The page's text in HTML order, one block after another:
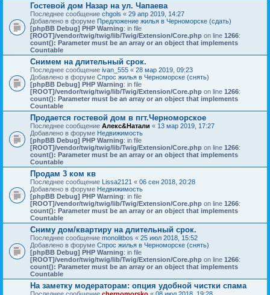
Гостевой дом Назар на ул. Чапаева
Последнее сообщение chgols « 29 апр 2019, 14:27
Добавлено в форуме Предложение жилья в Черноморске (сдать)
[phpBB Debug] PHP Warning: in file
[ROOT]/vendor/twig/twig/lib/Twig/Extension/Core.php on line 1266:
count(): Parameter must be an array or an object that implements
Countable
Снимем на длительный срок.
Последнее сообщение ivan_555 « 28 мар 2019, 09:23
Добавлено в форуме Спрос жилья в Черноморске (снять)
[phpBB Debug] PHP Warning: in file
[ROOT]/vendor/twig/twig/lib/Twig/Extension/Core.php on line 1266:
count(): Parameter must be an array or an object that implements
Countable
Продается гостевой дом в пгт.Черноморское
Последнее сообщение Алекс&Натали « 13 мар 2019, 17:27
Добавлено в форуме Недвижимость
[phpBB Debug] PHP Warning: in file
[ROOT]/vendor/twig/twig/lib/Twig/Extension/Core.php on line 1266:
count(): Parameter must be an array or an object that implements
Countable
Продам 3 ком кв
Последнее сообщение Lissa2121 « 06 сен 2018, 20:28
Добавлено в форуме Недвижимость
[phpBB Debug] PHP Warning: in file
[ROOT]/vendor/twig/twig/lib/Twig/Extension/Core.php on line 1266:
count(): Parameter must be an array or an object that implements
Countable
Сниму дом/квартиру на длительный срок.
Последнее сообщение monolitbos « 25 июл 2018, 15:52
Добавлено в форуме Спрос жилья в Черноморске (снять)
[phpBB Debug] PHP Warning: in file
[ROOT]/vendor/twig/twig/lib/Twig/Extension/Core.php on line 1266:
count(): Parameter must be an array or an object that implements
Countable
На заметку модераторам: опция удобной чистки спама
Последнее сообщение chernomorsko « 08 июл 2018, 19:28